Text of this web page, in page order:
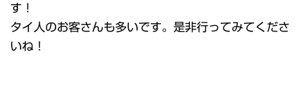
す！
タイ人のお客さんも多いです。是非行ってみてくださ
いね！